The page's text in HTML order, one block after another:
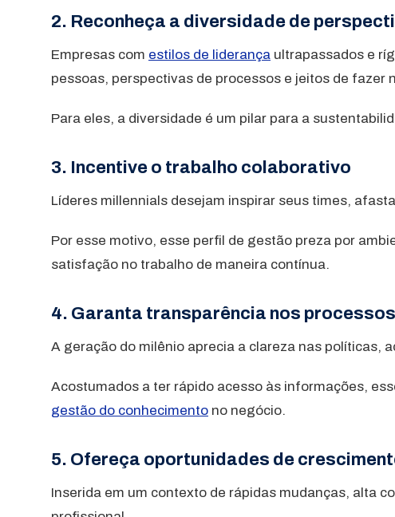
2. Reconheça a diversidade de
Empresas com estilos de liderança ultrapassados e
pessoas, perspectivas de processos e jeitos de fazer
Para eles, a diversidade é um pilar para a
3. Incentive o trabalho colaborativo
Líderes millennials desejam inspirar seus times,
Por esse motivo, esse perfil de gestão preza por
satisfação no trabalho de maneira contínua.
4. Garanta transparência nos processos
A geração do milênio aprecia a clareza nas políticas,
Acostumados a ter rápido acesso às informações,
gestão do conhecimento no negócio.
5. Ofereça oportunidades de
Inserida em um contexto de rápidas mudanças, alta